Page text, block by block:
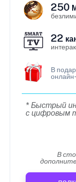
250
22
В
* Быстрый
с цифровым
В